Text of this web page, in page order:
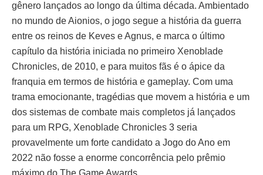
gênero lançados ao longo da última década. Ambientado
no mundo de Aionios, o jogo segue a história da guerra
entre os reinos de Keves e Agnus, e marca o último
capítulo da história iniciada no primeiro Xenoblade
Chronicles, de 2010, e para muitos fãs é o ápice da
franquia em termos de história e gameplay. Com uma
trama emocionante, tragédias que movem a história e um
dos sistemas de combate mais completos já lançados
para um RPG, Xenoblade Chronicles 3 seria
provavelmente um forte candidato a Jogo do Ano em
2022 não fosse a enorme concorrência pelo prêmio
máximo do The Game Awards.